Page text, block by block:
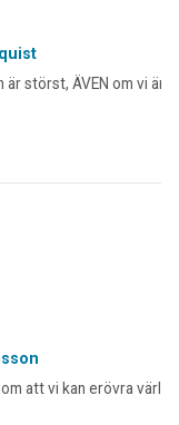
störst, ÄVEN om vi är
att vi kan erövra